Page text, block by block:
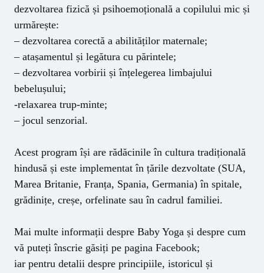
dezvoltarea fizică și psihoemoțională a copilului mic și
urmărește:
– dezvoltarea corectă a abilităților maternale;
– atașamentul și legătura cu părintele;
– dezvoltarea vorbirii și înțelegerea limbajului
bebelușului;
-relaxarea trup-minte;
– jocul senzorial.
Acest program își are rădăcinile în cultura tradițională
hindusă și este implementat în țările dezvoltate (SUA,
Marea Britanie, Franța, Spania, Germania) în spitale,
grădinițe, creșe, orfelinate sau în cadrul familiei.
Mai multe informații despre Baby Yoga și despre cum
vă puteți înscrie găsiți pe pagina Facebook;
iar pentru detalii despre principiile, istoricul și